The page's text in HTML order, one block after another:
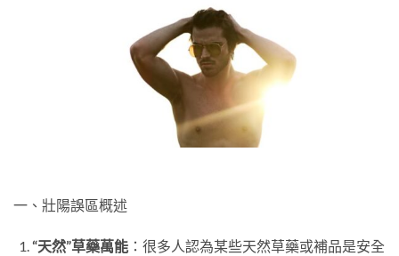
一、壯陽誤區概述
“天然”草藥萬能：很多人認為某些天然草藥或補品是安全